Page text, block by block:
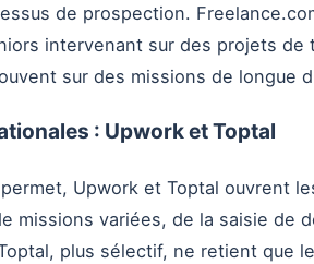
de prospection.
intervenant sur des projets de
sur des missions de longue
: Upwork et Toptal
permet, Upwork et Toptal ouvrent
missions variées, de la saisie de
plus sélectif, ne retient que